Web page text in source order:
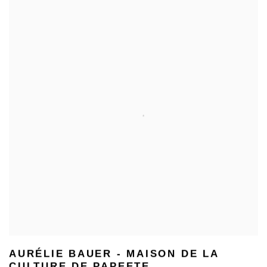
AURÉLIE BAUER - MAISON DE LA